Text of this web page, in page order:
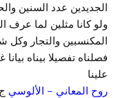
الجديدين عدد السنين
ولو كانا مثلين لما عرف
المكنسبين والتجار وكل
فصلناه تفصيلا بيناه
علينا
روح المعاني – الألوسي